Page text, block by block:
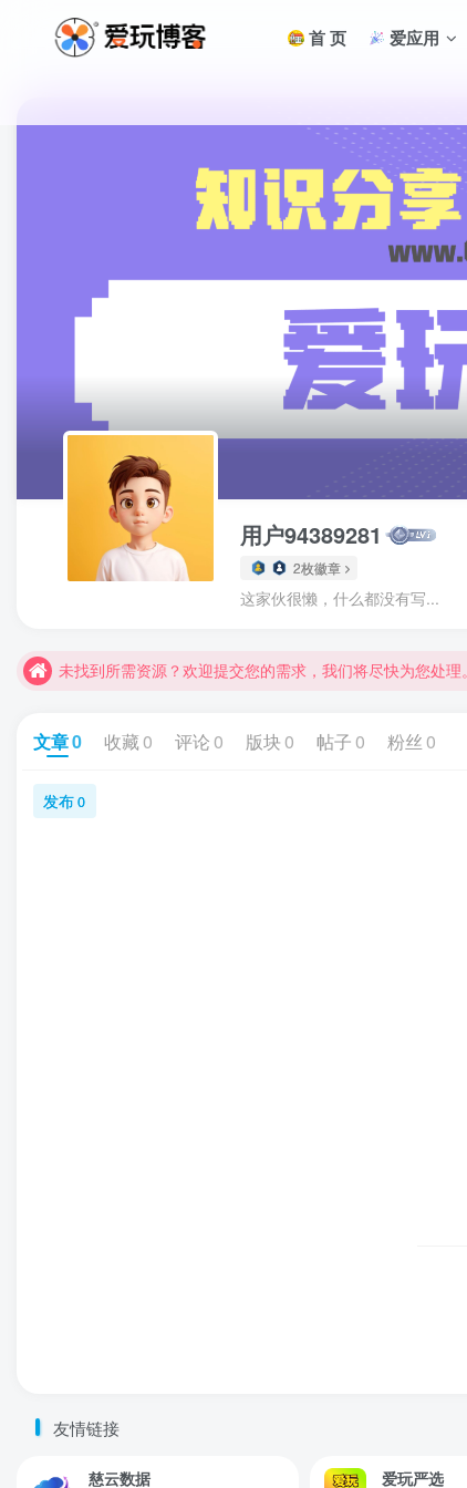
首 页 爱应用
用户94389281
2枚徽章
这家伙很懒，什么都没有写...
未找到所需资源？欢迎提交您的需求，我们将尽快为您处理。
未找到所需资源？欢迎提交您的需求，我们将尽快为您处理。
文章0 收藏 0 评论 0 版块 0 帖子 0 粉丝 0
发布0
友情链接
慈云数据 爱玩严选